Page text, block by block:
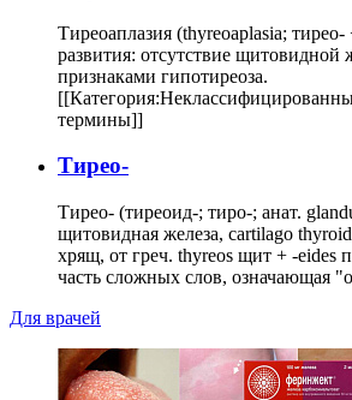
Тиреоаплазия (thyreoaplasia;
развития: отсутствие щитовидной
признаками гипотиреоза.
термины]]
Тирео-
Тирео- (тиреоид-; тиро-; анат.
щитовидная железа, cartilago
хрящ, от греч. thyreos щит + -eides
часть сложных слов, означающая
Для врачей